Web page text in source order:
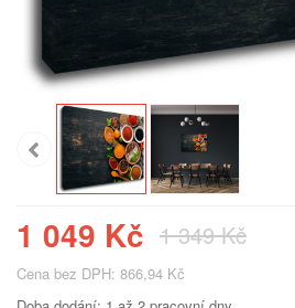
1 049 Kč 1 349 Kč
Cena bez DPH: 866,94 Kč